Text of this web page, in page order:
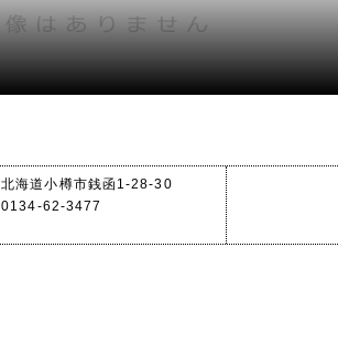
北海道小樽市銭函1-28-30
0134-62-3477